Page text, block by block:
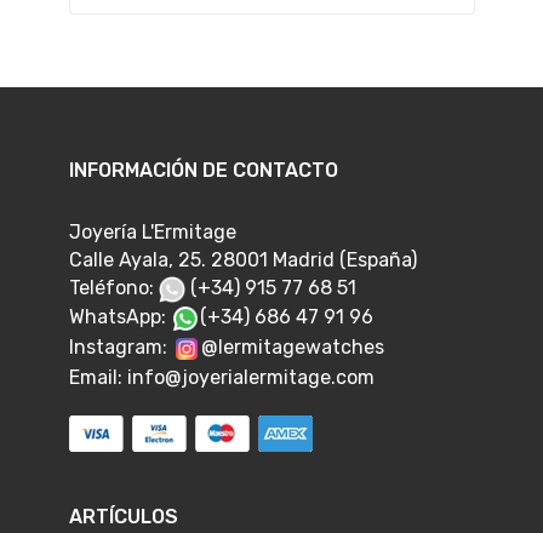
INFORMACIÓN DE CONTACTO
Joyería L'Ermitage
Calle Ayala, 25. 28001 Madrid (España)
Teléfono:
(+34) 915 77 68 51
WhatsApp:
(+34) 686 47 91 96
Instagram:
@lermitagewatches
Email: info@joyerialermitage.com
ARTÍCULOS